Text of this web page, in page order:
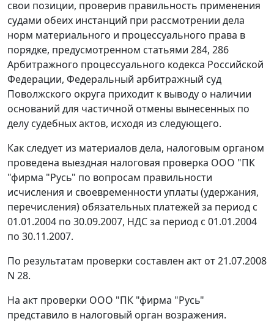
свои позиции, проверив правильность применения
судами обеих инстанций при рассмотрении дела
норм материального и процессуального права в
порядке, предусмотренном статьями 284, 286
Арбитражного процессуального кодекса Российской
Федерации, Федеральный арбитражный суд
Поволжского округа приходит к выводу о наличии
оснований для частичной отмены вынесенных по
делу судебных актов, исходя из следующего.
Как следует из материалов дела, налоговым органом
проведена выездная налоговая проверка ООО "ПК
"фирма "Русь" по вопросам правильности
исчисления и своевременности уплаты (удержания,
перечисления) обязательных платежей за период с
01.01.2004 по 30.09.2007, НДС за период с 01.01.2004
по 30.11.2007.
По результатам проверки составлен акт от 21.07.2008
N 28.
На акт проверки ООО "ПК "фирма "Русь"
представило в налоговый орган возражения.